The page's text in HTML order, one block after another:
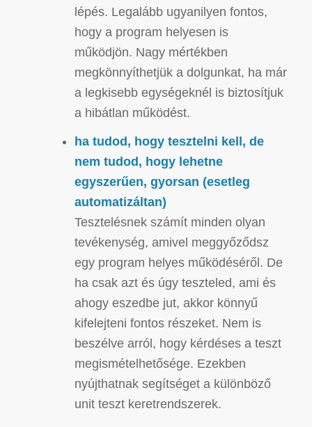
lépés. Legalább ugyanilyen fontos,
hogy a program helyesen is
működjön. Nagy mértékben
megkönnyíthetjük a dolgunkat, ha már
a legkisebb egységeknél is biztosítjuk
a hibátlan működést.
ha tudod, hogy tesztelni kell, de
nem tudod, hogy lehetne
egyszerűen, gyorsan (esetleg
automatizáltan)
Tesztelésnek számít minden olyan
tevékenység, amivel meggyőződsz
egy program helyes működéséről. De
ha csak azt és úgy teszteled, ami és
ahogy eszedbe jut, akkor könnyű
kifelejteni fontos részeket. Nem is
beszélve arról, hogy kérdéses a teszt
megismételhetősége. Ezekben
nyújthatnak segítséget a különböző
unit teszt keretrendszerek.